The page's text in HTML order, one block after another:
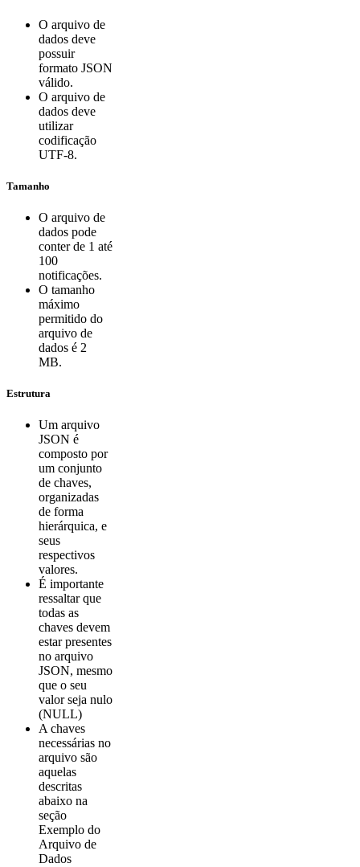
O arquivo de
dados deve
possuir
formato JSON
válido.
O arquivo de
dados deve
utilizar
codificação
UTF-8.
Tamanho
O arquivo de
dados pode
conter de 1 até
100
notificações.
O tamanho
máximo
permitido do
arquivo de
dados é 2
MB.
Estrutura
Um arquivo
JSON é
composto por
um conjunto
de chaves,
organizadas
de forma
hierárquica, e
seus
respectivos
valores.
É importante
ressaltar que
todas as
chaves devem
estar presentes
no arquivo
JSON, mesmo
que o seu
valor seja nulo
(NULL)
A chaves
necessárias no
arquivo são
aquelas
descritas
abaixo na
seção
Exemplo do
Arquivo de
Dados